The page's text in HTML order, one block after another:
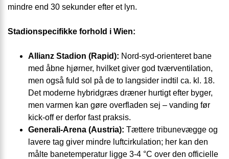
mindre end 30 sekunder efter et lyn.
Stadionspecifikke forhold i Wien:
Allianz Stadion (Rapid): Nord-syd-orienteret bane
med åbne hjørner, hvilket giver god tværventilation,
men også fuld sol på de to langsider indtil ca. kl. 18.
Det moderne hybridgræs dræner hurtigt efter byger,
men varmen kan gøre overfladen sej – vanding før
kick-off er derfor fast praksis.
Generali-Arena (Austria): Tættere tribunevægge og
lavere tag giver mindre luftcirkulation; her kan den
målte banetemperatur ligge 3-4 °C over den officielle